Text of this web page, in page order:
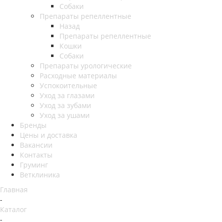
Собаки
Препараты репеллентные
Назад
Препараты репеллентные
Кошки
Собаки
Препараты урологические
Расходные материалы
Успокоительные
Уход за глазами
Уход за зубами
Уход за ушами
Бренды
Цены и доставка
Вакансии
Контакты
Груминг
Ветклиника
Главная
-
Каталог
-